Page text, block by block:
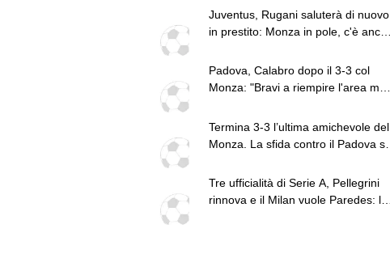
Juventus, Rugani saluterà di nuovo
in prestito: Monza in pole, c'è anche
Padova, Calabro dopo il 3-3 col
Monza: "Bravi a riempire l'area ma
Termina 3-3 l’ultima amichevole del
Monza. La sfida contro il Padova si
Tre ufficialità di Serie A, Pellegrini
rinnova e il Milan vuole Paredes: le